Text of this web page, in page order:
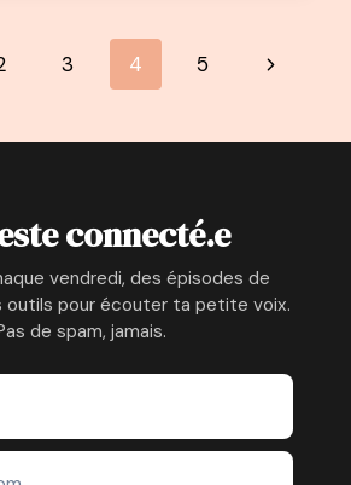
3 4 5
Page
connecté.e
vendredi, des épisodes de
pour écouter ta petite voix.
de spam, jamais.